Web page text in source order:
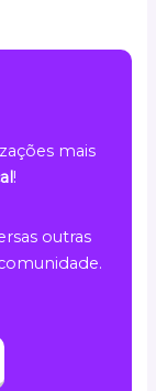
mais
!
outras